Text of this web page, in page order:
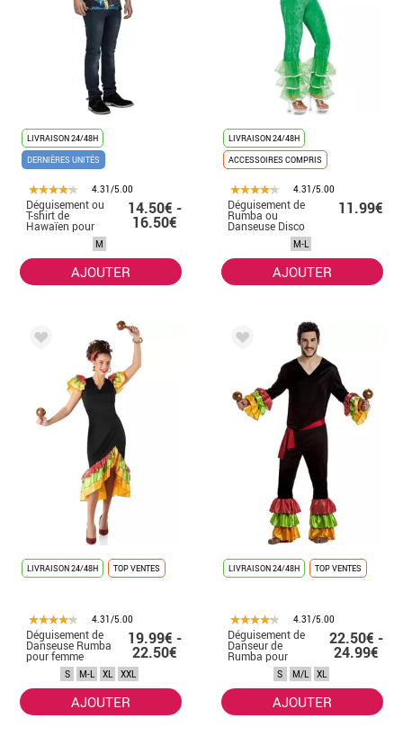
LIVRAISON 24/48H
DERNIÈRES UNITÉS
4.31/5.00
Déguisement ou
T-shirt de
Hawaïen pour
14.50€ -
16.50€
M
AJOUTER
LIVRAISON 24/48H
ACCESSOIRES COMPRIS
4.31/5.00
Déguisement de
Rumba ou
Danseuse Disco
Vert pour femme
11.99€
M-L
AJOUTER
LIVRAISON 24/48H TOP VENTES
4.31/5.00
Déguisement de
Danseuse Rumba
pour femme
19.99€ -
22.50€
S M-L XL XXL
AJOUTER
LIVRAISON 24/48H TOP VENTES
4.31/5.00
Déguisement de
Danseur de
Rumba pour
22.50€ -
24.99€
S M/L XL
AJOUTER